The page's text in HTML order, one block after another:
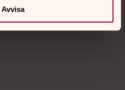
Avvisa